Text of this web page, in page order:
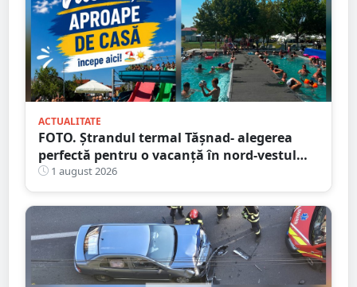
ACTUALITATE
FOTO. Ștrandul termal Tășnad- alegerea
perfectă pentru o vacanță în nord-vestul
României
1 august 2026